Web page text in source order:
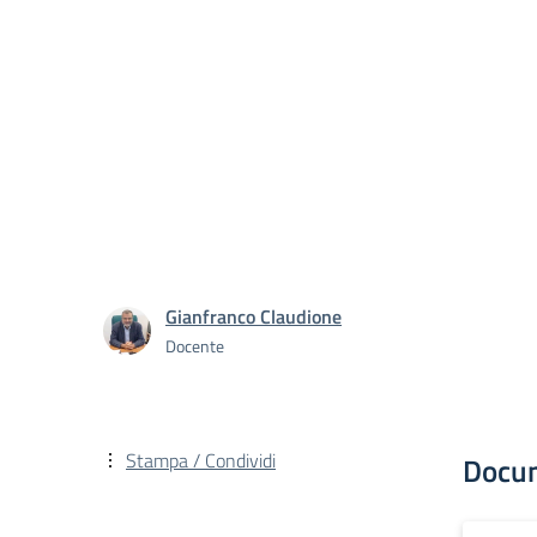
Gianfranco Claudione
Docente
Stampa / Condividi